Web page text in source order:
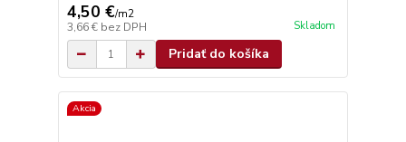
4,50 €/m2
3,66 € bez DPH Skladom
Pridať do košíka
Akcia